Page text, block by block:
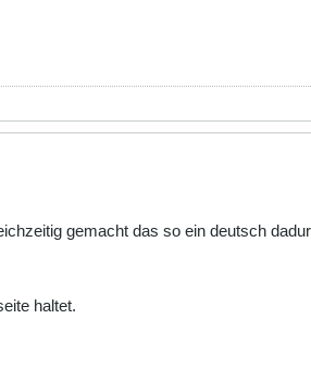
gemacht das so ein deutsch
haltet.